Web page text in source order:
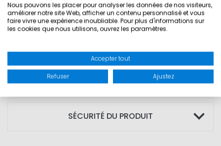
production: 2019
Quelle que soit la date de production,
chaque gilet automatique est contrôlé
par le service technique de Marinepool
avant livraison et est livré avec un
intervalle d'entretien de 2 ans.
SÉCURITÉ DU PRODUIT
Nous pouvons les placer pour analyser les données de nos visiteurs,
améliorer notre site Web, afficher un contenu personnalisé et vous
faire vivre une expérience inoubliable. Pour plus d'informations sur
les cookies que nous utilisons, ouvrez les paramètres.
Accepter tout
Refuser Ajustez